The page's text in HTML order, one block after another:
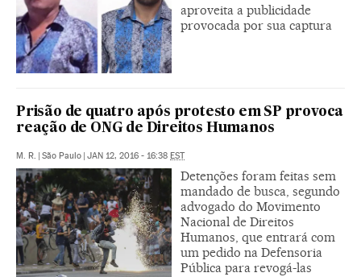
aproveita a publicidade
provocada por sua captura
Prisão de quatro após protesto em SP provoca
reação de ONG de Direitos Humanos
M. R. | São Paulo | JAN 12, 2016 - 16:38 EST
Detenções foram feitas sem
mandado de busca, segundo
advogado do Movimento
Nacional de Direitos
Humanos, que entrará com
um pedido na Defensoria
Pública para revogá-las